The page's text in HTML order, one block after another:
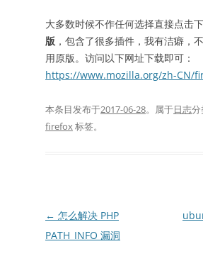
大多数时候不作任何选择直接点击
版 ，包含了很多插件，我有洁癖，
用原版。访问以下网址下载即可：
https://www.mozilla.org/zh-CN/
本条目发布于2017-06-28。属于日志分
firefox标签。
文
章
← 怎么解决 PHP
PATH_INFO 漏洞